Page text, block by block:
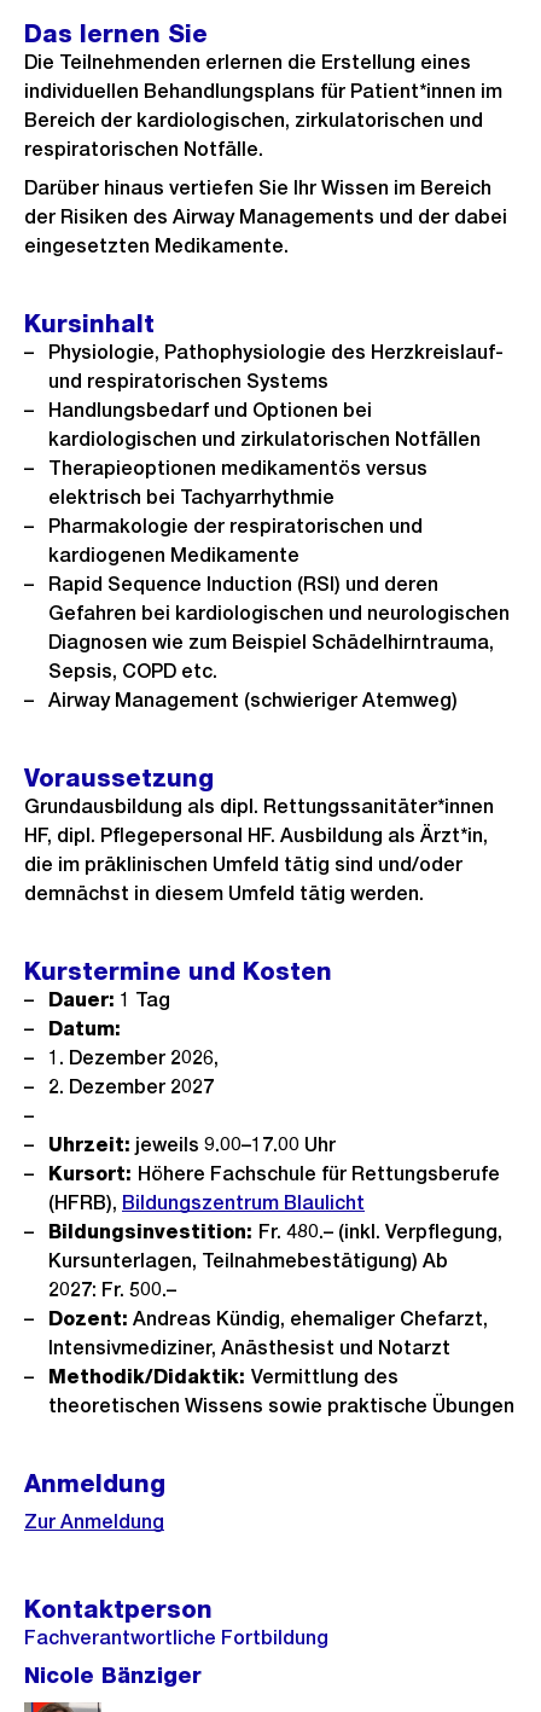
Das lernen Sie
Die Teilnehmenden erlernen die Erstellung eines
individuellen Behandlungsplans für Patient*innen im
Bereich der kardiologischen, zirkulatorischen und
respiratorischen Notfälle.
Darüber hinaus vertiefen Sie Ihr Wissen im Bereich
der Risiken des Airway Managements und der dabei
eingesetzten Medikamente.
Kursinhalt
Physiologie, Pathophysiologie des Herzkreislauf-
und respiratorischen Systems
Handlungsbedarf und Optionen bei
kardiologischen und zirkulatorischen Notfällen
Therapieoptionen medikamentös versus
elektrisch bei Tachyarrhythmie
Pharmakologie der respiratorischen und
kardiogenen Medikamente
Rapid Sequence Induction (RSI) und deren
Gefahren bei kardiologischen und neurologischen
Diagnosen wie zum Beispiel Schädelhirntrauma,
Sepsis, COPD etc.
Airway Management (schwieriger Atemweg)
Voraussetzung
Grundausbildung als dipl. Rettungssanitäter*innen
HF, dipl. Pflegepersonal HF. Ausbildung als Ärzt*in,
die im präklinischen Umfeld tätig sind und/oder
demnächst in diesem Umfeld tätig werden.
Kurstermine und Kosten
Dauer: 1 Tag
Datum:
1. Dezember 2026,
2. Dezember 2027
Uhrzeit: jeweils 9.00–17.00 Uhr
Kursort: Höhere Fachschule für Rettungsberufe
(HFRB), Bildungszentrum Blaulicht
Bildungsinvestition: Fr. 480.– (inkl. Verpflegung,
Kursunterlagen, Teilnahmebestätigung) Ab
2027: Fr. 500.–
Dozent: Andreas Kündig, ehemaliger Chefarzt,
Intensivmediziner, Anästhesist und Notarzt
Methodik/Didaktik: Vermittlung des
theoretischen Wissens sowie praktische Übungen
Anmeldung
Zur Anmeldung
Kontaktperson
Fachverantwortliche Fortbildung
Nicole Bänziger